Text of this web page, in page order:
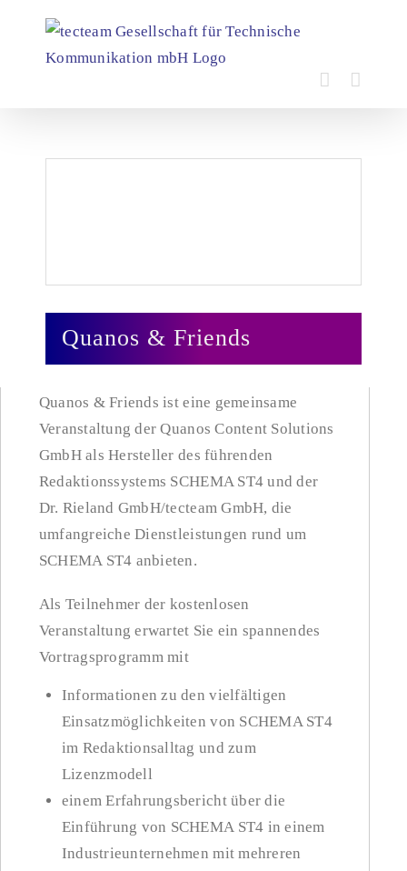
springen
Quanos & Friends
Quanos & Friends ist eine gemeinsame
Veranstaltung der Quanos Content Solutions
GmbH als Hersteller des führenden
Redaktionssystems SCHEMA ST4 und der
Dr. Rieland GmbH/tecteam GmbH, die
umfangreiche Dienstleistungen rund um
SCHEMA ST4 anbieten.
Als Teilnehmer der kostenlosen
Veranstaltung erwartet Sie ein spannendes
Vortragsprogramm mit
Informationen zu den vielfältigen
Einsatzmöglichkeiten von SCHEMA ST4
im Redaktionsalltag und zum
Lizenzmodell
einem Erfahrungsbericht über die
Einführung von SCHEMA ST4 in einem
Industrieunternehmen mit mehreren